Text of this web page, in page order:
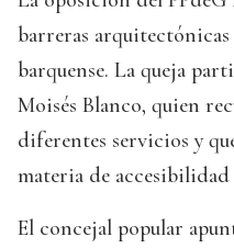
barreras
barquense. La queja
Moisés Blanco, quien
diferentes servicios y
materia de accesibilidad
El concejal popular